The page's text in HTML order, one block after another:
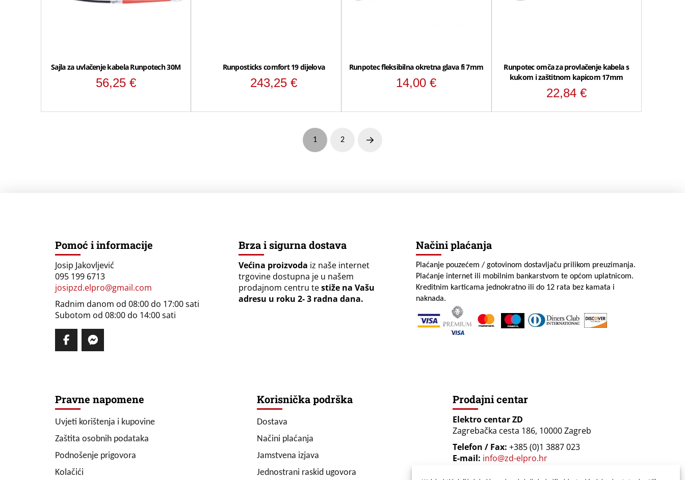
Sajla za uvlačenje kabela Runpotech 30M
56,25 €
Runposticks comfort 19 dijelova
243,25€
Runpotec fleksibilna okretna glava fi 7mm
14,00€
Runpotec omča za provlačenje kabela s
kukom i zaštitnom kapicom 17mm
22,84 €
1 2 Next
Pomoć i informacije
Josip Jakovljević
095 199 6713
josipzd.elpro@gmail.com
Radnim danom od 08:00 do 17:00 sati
Subotom od 08:00 do 14:00 sati
Brza i sigurna dostava
Većina proizvoda iz naše internet
trgovine dostupna je u našem
prodajnom centru testiže na Vašu
adresu u roku 2- 3 radna dana.
Načini plaćanja
Plaćanje pouzećem / gotovinom dostavljaču prilikom preuzimanja.
Plaćanje internet ili mobilnim bankarstvom te općom uplatnicom.
Kreditnim karticama jednokratno ili do 12 rata bez kamata i
naknada.
Pravne napomene
Uvjeti korištenja i kupovine
Zaštita osobnih podataka
Podnošenje prigovora
Kolačići
Korisnička podrška
Dostava
Načini plaćanja
Jamstvena izjava
Jednostrani raskid ugovora
Prodajni centar
Elektro centar ZD
Zagrebačka cesta 186, 10000 Zagreb
Telefon / Fax: +385 (0)1 3887 023
E-mail: info@zd-elpro.hr